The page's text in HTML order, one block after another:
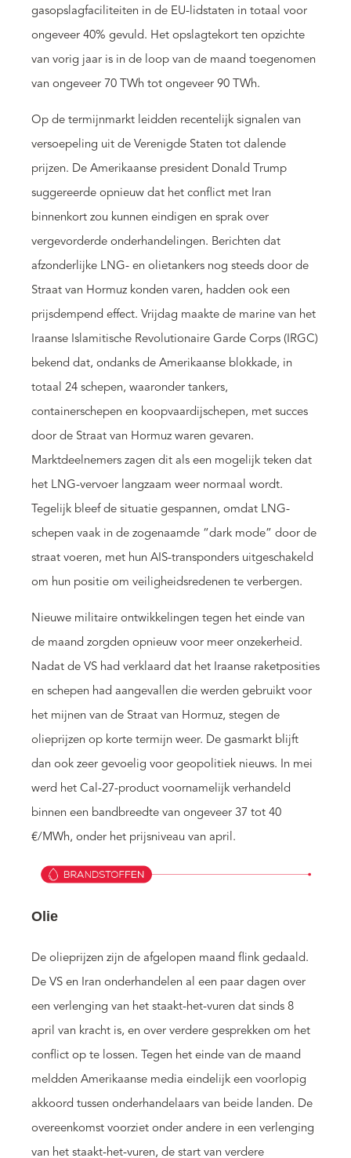
gasopslagfaciliteiten in de EU-lidstaten in totaal voor
ongeveer 40% gevuld. Het opslagtekort ten opzichte
van vorig jaar is in de loop van de maand toegenomen
van ongeveer 70 TWh tot ongeveer 90 TWh.
Op de termijnmarkt leidden recentelijk signalen van
versoepeling uit de Verenigde Staten tot dalende
prijzen. De Amerikaanse president Donald Trump
suggereerde opnieuw dat het conflict met Iran
binnenkort zou kunnen eindigen en sprak over
vergevorderde onderhandelingen. Berichten dat
afzonderlijke LNG- en olietankers nog steeds door de
Straat van Hormuz konden varen, hadden ook een
prijsdempend effect. Vrijdag maakte de marine van het
Iraanse Islamitische Revolutionaire Garde Corps (IRGC)
bekend dat, ondanks de Amerikaanse blokkade, in
totaal 24 schepen, waaronder tankers,
containerschepen en koopvaardijschepen, met succes
door de Straat van Hormuz waren gevaren.
Marktdeelnemers zagen dit als een mogelijk teken dat
het LNG-vervoer langzaam weer normaal wordt.
Tegelijk bleef de situatie gespannen, omdat LNG-
schepen vaak in de zogenaamde “dark mode” door de
straat voeren, met hun AIS-transponders uitgeschakeld
om hun positie om veiligheidsredenen te verbergen.
Nieuwe militaire ontwikkelingen tegen het einde van
de maand zorgden opnieuw voor meer onzekerheid.
Nadat de VS had verklaard dat het Iraanse raketposities
en schepen had aangevallen die werden gebruikt voor
het mijnen van de Straat van Hormuz, stegen de
olieprijzen op korte termijn weer. De gasmarkt blijft
dan ook zeer gevoelig voor geopolitiek nieuws. In mei
werd het Cal-27-product voornamelijk verhandeld
binnen een bandbreedte van ongeveer 37 tot 40
€/MWh, onder het prijsniveau van april.
Olie
De olieprijzen zijn de afgelopen maand flink gedaald.
De VS en Iran onderhandelen al een paar dagen over
een verlenging van het staakt-het-vuren dat sinds 8
april van kracht is, en over verdere gesprekken om het
conflict op te lossen. Tegen het einde van de maand
meldden Amerikaanse media eindelijk een voorlopig
akkoord tussen onderhandelaars van beide landen. De
overeenkomst voorziet onder andere in een verlenging
van het staakt-het-vuren, de start van verdere